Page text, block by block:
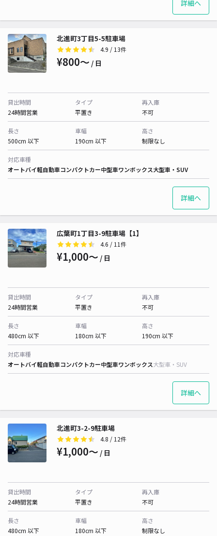
詳細へ
北進町3丁目5-5駐車場
4.9 / 13件
¥800〜 / 日
貸出時間
24時間営業
タイプ
平置き
再入庫
不可
長さ
500cm 以下
車幅
190cm 以下
高さ
制限なし
対応車種
オートバイ軽自動車コンパクトカー中型車ワンボックス大型車・SUV
詳細へ
広葉町1丁目3-9駐車場【1】
4.6 / 11件
¥1,000〜 / 日
貸出時間
24時間営業
タイプ
平置き
再入庫
不可
長さ
480cm 以下
車幅
180cm 以下
高さ
190cm 以下
対応車種
オートバイ軽自動車コンパクトカー中型車ワンボックス大型車・SUV
詳細へ
北進町3-2-9駐車場
4.8 / 12件
¥1,000〜 / 日
貸出時間
24時間営業
タイプ
平置き
再入庫
不可
長さ
480cm 以下
車幅
180cm 以下
高さ
制限なし